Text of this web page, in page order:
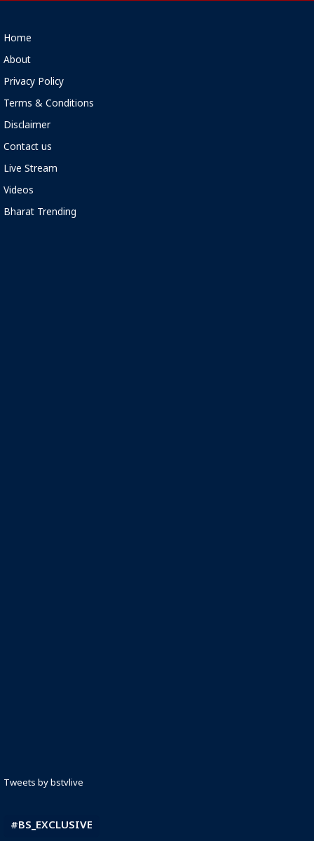
Home
About
Privacy Policy
Terms & Conditions
Disclaimer
Contact us
Live Stream
Videos
Bharat Trending
Tweets by bstvlive
#BS_EXCLUSIVE